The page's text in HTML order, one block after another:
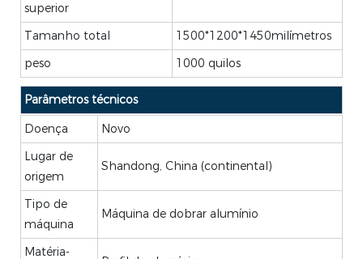
superior
Tamanho total
1500*1200*1450milímetros
peso
1000 quilos
Parâmetros técnicos
Doença
Novo
Lugar de
origem
Shandong, China (continental)
Tipo de
máquina
Máquina de dobrar alumínio
Matéria-